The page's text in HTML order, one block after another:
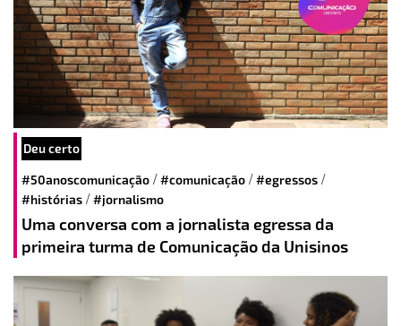
Deu certo
#50anoscomunicação /#comunicação /#egressos /
#histórias /#jornalismo
Uma conversa com a jornalista egressa da
primeira turma de Comunicação da Unisinos